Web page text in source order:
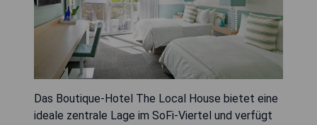
Das Boutique-Hotel The Local House bietet eine
ideale zentrale Lage im SoFi-Viertel und verfügt